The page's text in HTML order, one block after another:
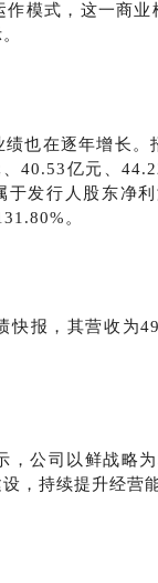
模式，这一商
也在逐年增长
40.53亿元、
发行人股东净
。
快报，其营收为
，公司以鲜战略
，持续提升经营